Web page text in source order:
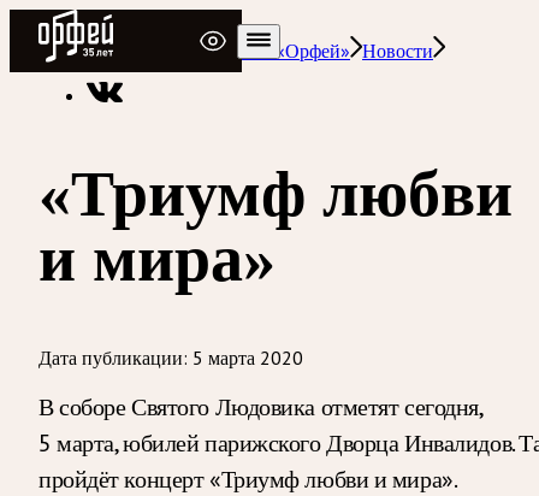
Радио Орфей
Радио классической музыки «Орфей» Новости
«Триумф любви
и мира»
Дата публикации: 5 марта 2020
В соборе Святого Людовика отметят сегодня,
5 марта, юбилей парижского Дворца Инвалидов.
пройдёт концерт «Триумф любви и мира».